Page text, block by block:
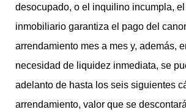
desocupado, o el inquilino incumpla,
inmobiliario garantiza el pago del
arrendamiento mes a mes y, además,
necesidad de liquidez inmediata, se
adelanto de hasta los seis siguientes
arrendamiento, valor que se